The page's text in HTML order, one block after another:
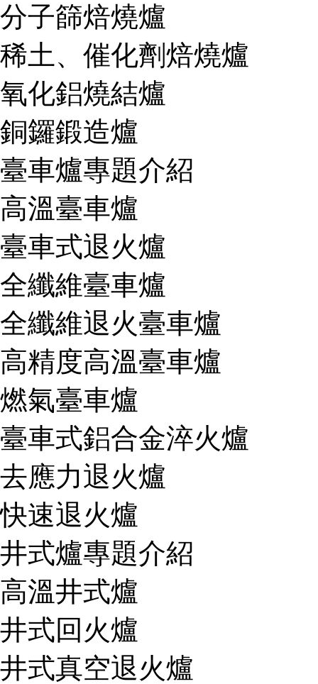
分子篩焙燒爐
稀土、催化劑焙燒爐
氧化鋁燒結爐
銅鑼鍛造爐
臺車爐專題介紹
高溫臺車爐
臺車式退火爐
全纖維臺車爐
全纖維退火臺車爐
高精度高溫臺車爐
燃氣臺車爐
臺車式鋁合金淬火爐
去應力退火爐
快速退火爐
井式爐專題介紹
高溫井式爐
井式回火爐
井式真空退火爐